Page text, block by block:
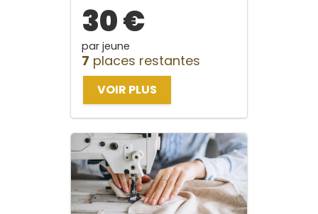
30 €
par jeune
7 places restantes
VOIR PLUS